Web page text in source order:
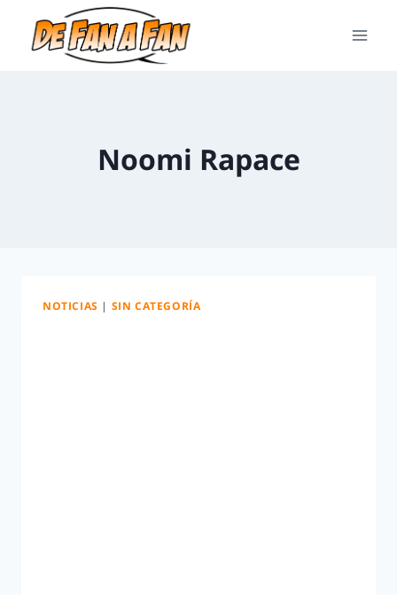
Noomi Rapace
NOTICIAS | SIN CATEGORÍA